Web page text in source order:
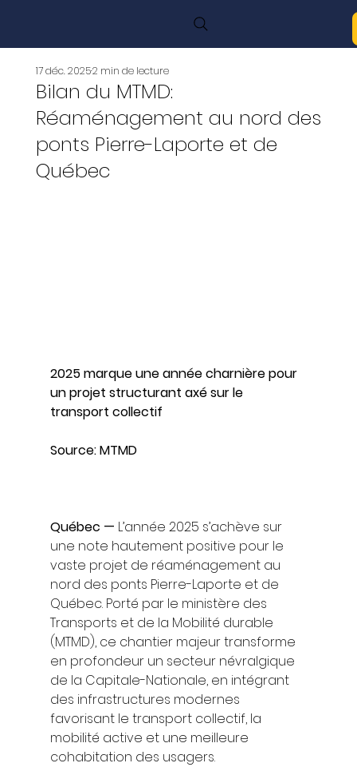
Bilan du MTMD:
Réaménagement au nord des
ponts Pierre-Laporte et de
Québec
17 déc. 20252 min de lecture
2025 marque une année charnière pour
un projet structurant axé sur le
transport collectif
Source: MTMD
Québec — L’année 2025 s’achève sur
une note hautement positive pour le
vaste projet de réaménagement au
nord des ponts Pierre-Laporte et de
Québec. Porté par le ministère des
Transports et de la Mobilité durable
(MTMD), ce chantier majeur transforme
en profondeur un secteur névralgique
de la Capitale-Nationale, en intégrant
des infrastructures modernes
favorisant le transport collectif, la
mobilité active et une meilleure
cohabitation des usagers.